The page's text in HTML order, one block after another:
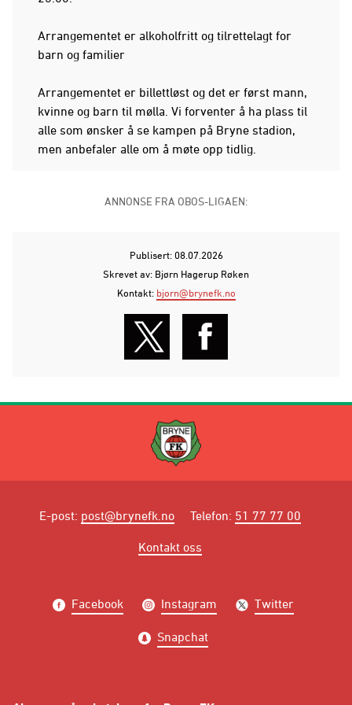
Arrangementet er alkoholfritt og tilrettelagt for
barn og familier
Arrangementet er billettløst og det er først mann,
kvinne og barn til mølla. Vi forventer å ha plass til
alle som ønsker å se kampen på Bryne stadion,
men anbefaler alle om å møte opp tidlig.
ANNONSE FRA OBOS-LIGAEN:
Publisert: 08.07.2026
Skrevet av: Bjørn Hagerup Røken
Kontakt: bjorn@brynefk.no
E-post: post@brynefk.no Telefon: 51 77 77 00
Kontakt oss
Facebook Instagram Twitter
Snapchat